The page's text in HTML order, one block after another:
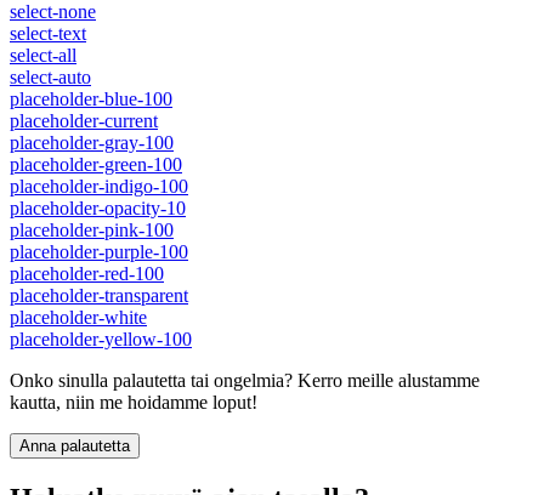
select-none
select-text
select-all
select-auto
placeholder-blue-100
placeholder-current
placeholder-gray-100
placeholder-green-100
placeholder-indigo-100
placeholder-opacity-10
placeholder-pink-100
placeholder-purple-100
placeholder-red-100
placeholder-transparent
placeholder-white
placeholder-yellow-100
Onko sinulla palautetta tai ongelmia? Kerro meille alustamme
kautta, niin me hoidamme loput!
Anna palautetta